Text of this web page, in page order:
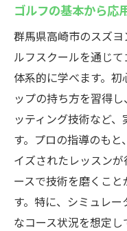
ゴルフの基本から応
群馬県高崎市のスズ
ルフスクールを通じ
体系的に学べます。
ップの持ち方を習得
ッティング技術など
す。プロの指導のも
イズされたレッスン
ースで技術を磨くこ
す。特に、シミュレ
なコース状況を想定